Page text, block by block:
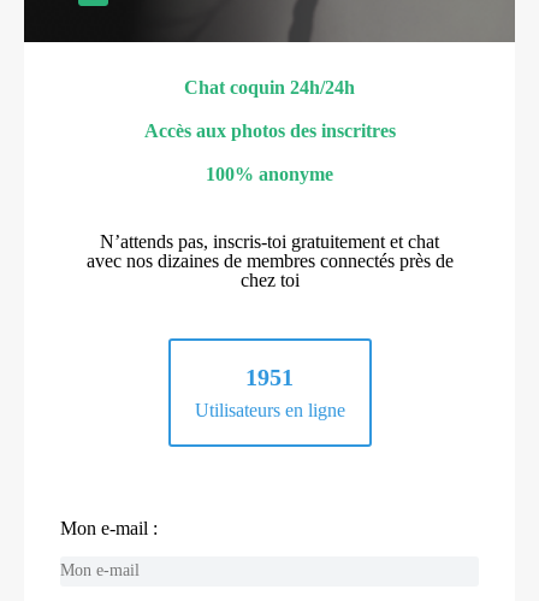
Chat coquin 24h/24h
Accès aux photos des inscritres
100% anonyme
N’attends pas, inscris-toi gratuitement et chat
avec nos dizaines de membres connectés près de
chez toi
1951
Utilisateurs en ligne
Mon e-mail :